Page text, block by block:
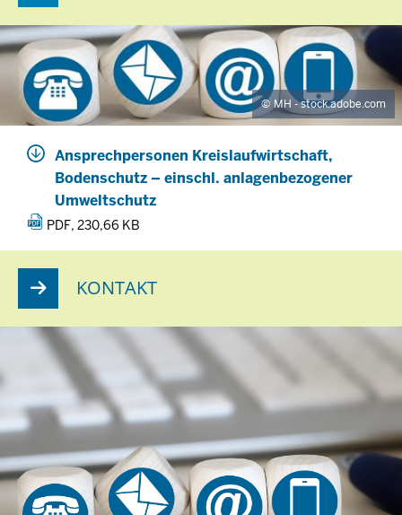
MH - stock.adobe.com
Ansprechpersonen Kreislaufwirtschaft,
Bodenschutz – einschl. anlagenbezogener
Umweltschutz
PDF, 230,66 KB
KONTAKT